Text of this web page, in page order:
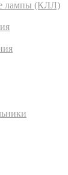
лампы (КЛЛ)